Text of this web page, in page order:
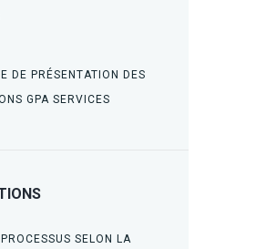
DE PRÉSENTATION DES
GPA SERVICES
SELON LA